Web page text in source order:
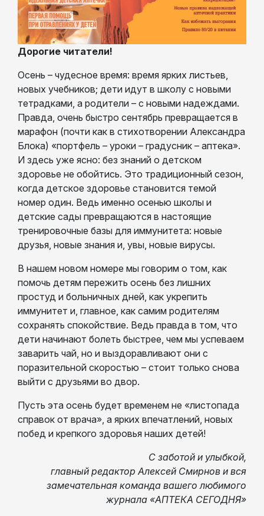
Дорогие читатели!
Осень – чудесное время: время ярких листьев,
новых учебников; дети идут в школу с новыми
тетрадками, а родители – с новыми надеждами.
Правда, очень быстро сентябрь превращается в
марафон (почти как в стихотворении Александра
Блока) «портфель – уроки – градусник – аптека».
И здесь уже ясно: без знаний о детском
здоровье не обойтись. Это традиционный сезон,
когда детское здоровье становится темой
номер один. Ведь именно осенью школы и
детские сады превращаются в настоящие
тренировочные базы для иммунитета: новые
друзья, новые знания и, увы, новые вирусы.
В нашем новом номере мы говорим о том, как
помочь детям пережить осень без лишних
простуд и больничных дней, как укрепить
иммунитет и, главное, как самим родителям
сохранять спокойствие. Ведь правда в том, что
дети начинают болеть быстрее, чем мы успеваем
заварить чай, но и выздоравливают они с
поразительной скоростью – стоит только снова
выйти с друзьями во двор.
Пусть эта осень будет временем не «листопада
справок от врача», а ярких впечатлений, новых
побед и крепкого здоровья наших детей!
С заботой и улыбкой,
главный редактор Алексей Смирнов и вся
замечательная команда вашего любимого
журнала «АПТЕКА СЕГОДНЯ»